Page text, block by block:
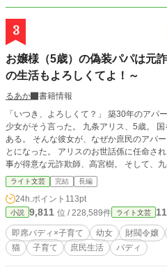
3
お嬢様（5歳）の偽装パパは元
の生活もよろしくてよ！～
るあか
書籍情報
「いつき、よろしくて？」 築30年のアパ
少女がそう言った。 九条アリス、5歳。 国を牛耳る『九条財閥』のひとり娘で
ある。 そんな彼女が、なぜか庶民のアパートに潜伏し、普通の幼稚園に通うこ
とになった。 アリスのお世話係に任命されたのは、口は悪いがめちゃくちゃ家
事が得意な元詐欺師、高宮樹。 そして、
御堂幸一。 更に妙に賢い白猫バロンも加わり、奇妙な共同生活が始まる。 フレ
ンチトーストしか知らなかったお嬢様が、
こ焼きパーティーに大はしゃぎ。 幼稚園
て、少しずつ庶民の暮らしを知っていく。 しかし、ワイシャツに血痕を付けて
帰ってくる幸一に震え上がる樹。 裏では
て……？ 時には刺客に狙われるアリスを裏から守り、時にはバロンが不自然に
くしゃみをし—— 笑って、ほっこりして、たまにハ
ライト文芸 完結 長編
24h.ポイント 113pt
小説 9,811 位 / 228,589件 ライト文芸
即席バディ×子育て 幼女 財閥令嬢
猫
子育て 庶民生活 バディ